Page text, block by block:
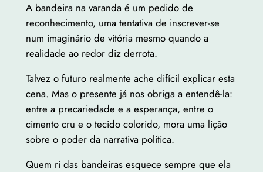
A bandeira na varanda é um pedido de
reconhecimento, uma tentativa de inscrever-se
num imaginário de vitória mesmo quando a
realidade ao redor diz derrota.
Talvez o futuro realmente ache difícil explicar esta
cena. Mas o presente já nos obriga a entendê-la:
entre a precariedade e a esperança, entre o
cimento cru e o tecido colorido, mora uma lição
sobre o poder da narrativa política.
Quem ri das bandeiras esquece sempre que ela